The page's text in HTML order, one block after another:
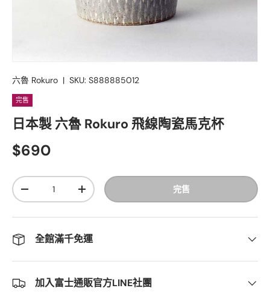
六魯 Rokuro | SKU: S888885012
完售
日本製 六魯 Rokuro 飛線陶瓷馬克杯
$690
數量
-
+ 完售
全館滿千免運
加入富士通販官方LINE社團